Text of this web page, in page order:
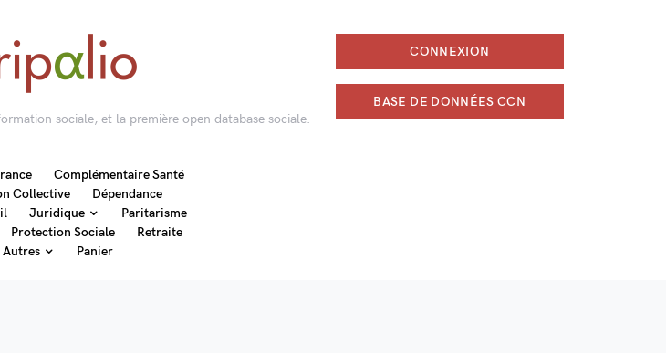
sociale, et la première open database sociale.
CONNEXION
BASE DE DONNÉES CCN
Complémentaire Santé
Collective
Dépendance
Juridique
Paritarisme
Protection Sociale
Retraite
Autres
Panier